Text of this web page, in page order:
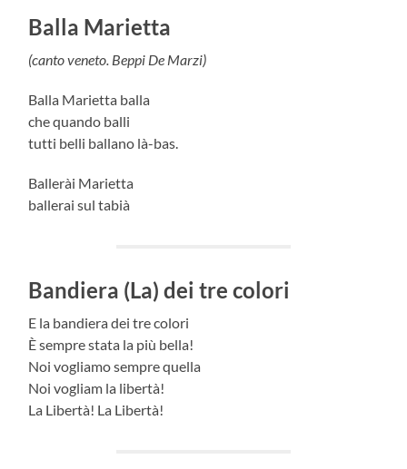
Balla Marietta
(canto veneto. Beppi De Marzi)
Balla Marietta balla
che quando balli
tutti belli ballano là-bas.
Ballerài Marietta
ballerai sul tabià
Bandiera (La) dei tre colori
E la bandiera dei tre colori
È sempre stata la più bella!
Noi vogliamo sempre quella
Noi vogliam la libertà!
La Libertà! La Libertà!